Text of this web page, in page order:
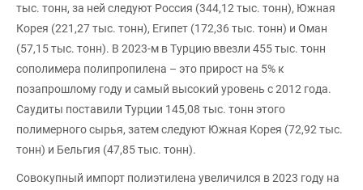
тыс. тонн, за ней следуют Россия (344,12 тыс. тонн), Южная
Корея (221,27 тыс. тонн), Египет (172,36 тыс. тонн) и Оман
(57,15 тыс. тонн). В 2023-м в Турцию ввезли 455 тыс. тонн
сополимера полипропилена – это прирост на 5% к
позапрошлому году и самый высокий уровень с 2012 года.
Саудиты поставили Турции 145,08 тыс. тонн этого
полимерного сырья, затем следуют Южная Корея (72,92 тыс.
тонн) и Бельгия (47,85 тыс. тонн).
Совокупный импорт полиэтилена увеличился в 2023 году на